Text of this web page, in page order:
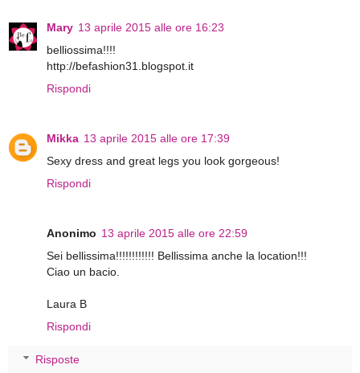
Mary 13 aprile 2015 alle ore 16:23
belliossima!!!!
http://befashion31.blogspot.it
Rispondi
Mikka 13 aprile 2015 alle ore 17:39
Sexy dress and great legs you look gorgeous!
Rispondi
Anonimo 13 aprile 2015 alle ore 22:59
Sei bellissima!!!!!!!!!!!! Bellissima anche la location!!!
Ciao un bacio.
Laura B
Rispondi
Risposte